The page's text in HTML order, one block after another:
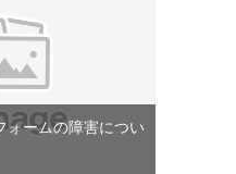
ォームの障害につい